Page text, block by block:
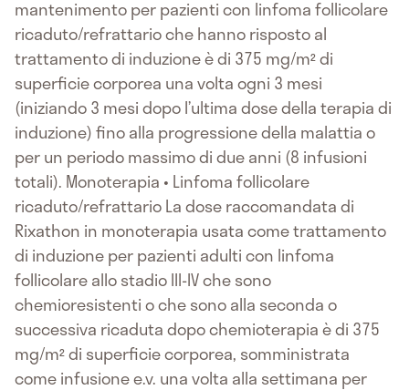
mantenimento per pazienti con linfoma follicolare
ricaduto/refrattario che hanno risposto al
trattamento di induzione è di 375 mg/m² di
superficie corporea una volta ogni 3 mesi
(iniziando 3 mesi dopo l’ultima dose della terapia di
induzione) fino alla progressione della malattia o
per un periodo massimo di due anni (8 infusioni
totali). Monoterapia • Linfoma follicolare
ricaduto/refrattario La dose raccomandata di
Rixathon in monoterapia usata come trattamento
di induzione per pazienti adulti con linfoma
follicolare allo stadio III-IV che sono
chemioresistenti o che sono alla seconda o
successiva ricaduta dopo chemioterapia è di 375
mg/m² di superficie corporea, somministrata
come infusione e.v. una volta alla settimana per